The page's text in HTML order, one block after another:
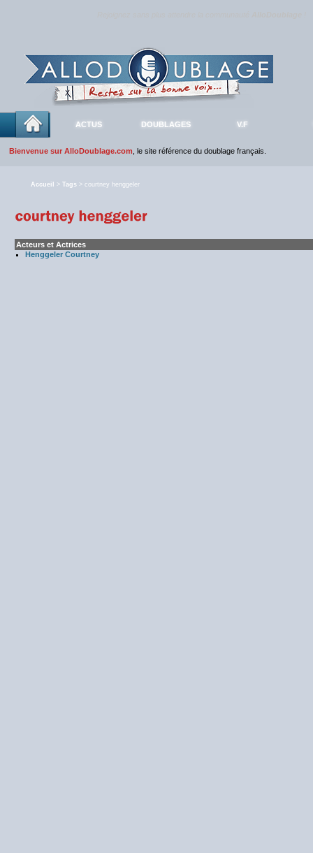
ACTUS DOUBLAGES V.F
Bienvenue sur AlloDoublage.com , le site référence du doublage français.
Accueil > Tags > courtney henggeler
Acteurs et Actrices
Henggeler Courtney